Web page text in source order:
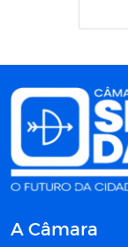
A Câmara